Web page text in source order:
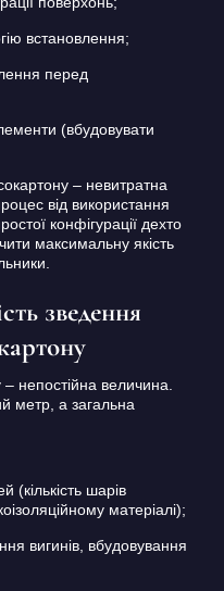
встановлення;
перед
(вбудовувати
– невитратна
від використання
конфігурації дехто
максимальну якість
зведення
– непостійна величина.
метр, а загальна
(кількість шарів
матеріалі);
вигинів, вбудовування